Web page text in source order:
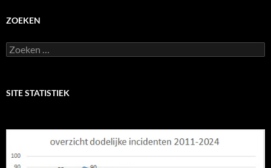
ZOEKEN
Zoeken
naar:
SITE STATISTIEK